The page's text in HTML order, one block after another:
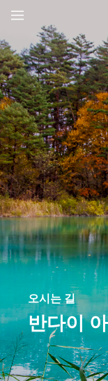
JNTO
오시는 길
반다이